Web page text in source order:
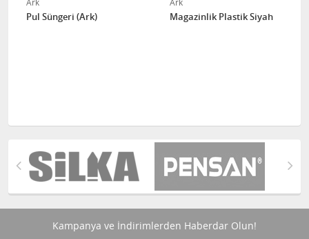
Pul Süngeri (Ark) Magazinlik Plastik Siyah
Kampanya ve İndirimlerden Haberdar Olun!